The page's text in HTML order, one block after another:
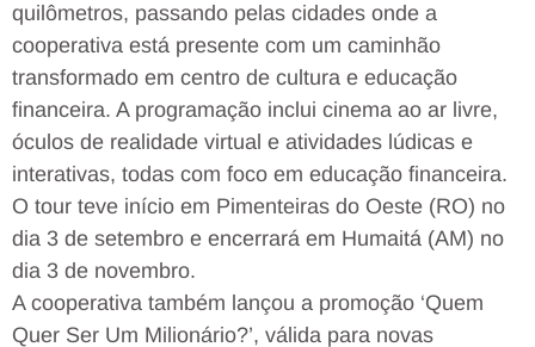
quilômetros, passando pelas cidades onde a
cooperativa está presente com um caminhão
transformado em centro de cultura e educação
financeira. A programação inclui cinema ao ar livre,
óculos de realidade virtual e atividades lúdicas e
interativas, todas com foco em educação financeira.
O tour teve início em Pimenteiras do Oeste (RO) no
dia 3 de setembro e encerrará em Humaitá (AM) no
dia 3 de novembro.
A cooperativa também lançou a promoção ‘Quem
Quer Ser Um Milionário?’, válida para novas